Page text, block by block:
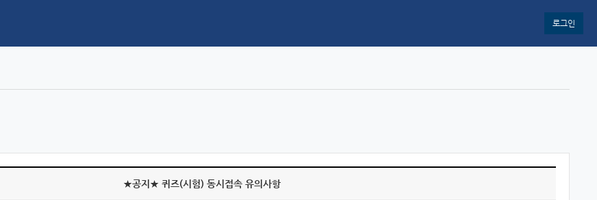
로그인
★공지★ 퀴즈(시험) 동시접속 유의사항